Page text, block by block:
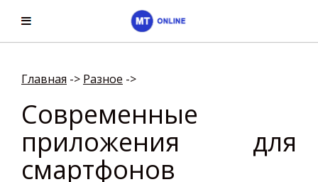
Главная -> Разное ->
Современные
приложения для
смартфонов